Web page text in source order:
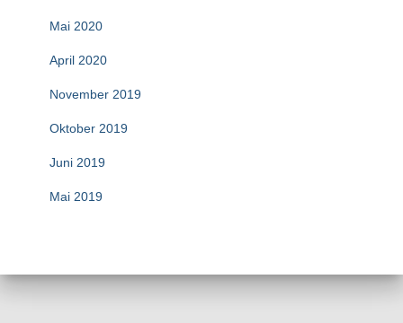
Mai 2020
April 2020
November 2019
Oktober 2019
Juni 2019
Mai 2019